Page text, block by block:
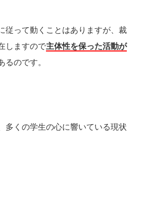
従って動くことはありますが、裁
しますので主体性を保った活動が
るのです。
多くの学生の心に響いている現状